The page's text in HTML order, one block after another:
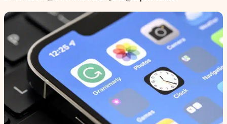
Forskning
Google
Kunstig intelligens
Infrastruktur
BitCoin
EU-Kommisjonen
Grønt skifte
Retningslinjer
Personvernerklæring
Annonsepolicy
Brukervilkår
Cookiepolicy
Retningslinjer for rettelser
Redaksjonell policy